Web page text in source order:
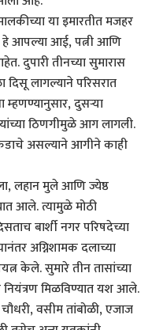
या इमारतीत मजहर
हे आपल्या आई, पत्नी आणि
दुपारी तीनच्या सुमारास
दिसू लागल्याने परिसरात
दुसऱ्या
ठिणगीमुळे आग लागली.
असल्याने आगीने काही
लहान मुले आणि ज्येष्ठ
आले. त्यामुळे मोठी
बार्शी नगर परिषदेच्या
अग्निशामक दलाच्या
केले. सुमारे तीन तासांच्या
मिळविण्यात यश आले.
वसीम तांबोळी, एजाज